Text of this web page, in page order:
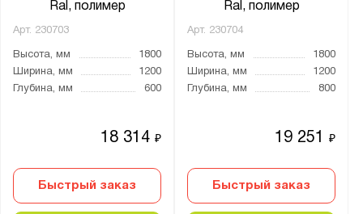
Ral, полимер
Арт. 230703
Высота, мм
1800
Ширина, мм
1200
Глубина, мм
600
18 314₽
Быстрый заказ
Ral, полимер
Арт. 230704
Высота, мм
1800
Ширина, мм
1200
Глубина, мм
800
19 251₽
Быстрый заказ